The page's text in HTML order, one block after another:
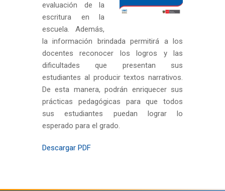
evaluación de la
escritura en la
escuela. Además,
la información brindada permitirá a los
docentes reconocer los logros y las
dificultades que presentan sus
estudiantes al producir textos narrativos.
De esta manera, podrán enriquecer sus
prácticas pedagógicas para que todos
sus estudiantes puedan lograr lo
esperado para el grado.
Descargar PDF